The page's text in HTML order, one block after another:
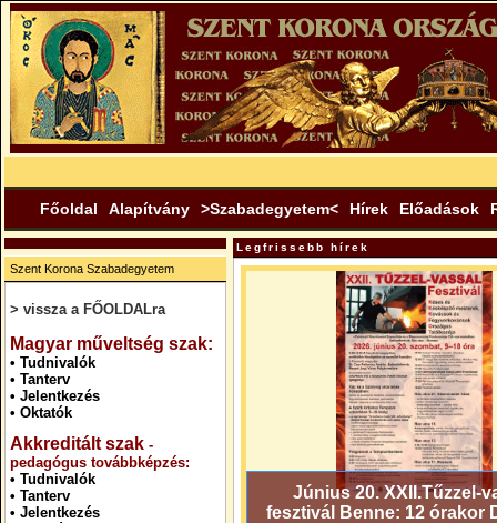
Főoldal Alapítvány >Szabadegyetem< Hírek Előadások
Szent Korona Szabadegyetem
> vissza a FŐOLDALra
Magyar műveltség szak:
• Tudnivalók
• Tanterv
• Jelentkezés
• Oktatók
Akkreditált szak -
pedagógus továbbképzés:
• Tudnivalók
• Tanterv
• Jelentkezés
Legfrissebb hírek
Június 20. XXII.Tűzzel-
fesztivál Benne: 12 órakor